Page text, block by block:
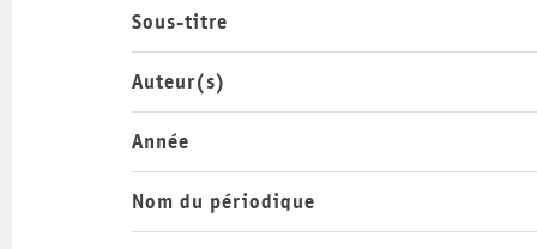
Sous-titre
Auteur(s)
Année
Nom du périodique